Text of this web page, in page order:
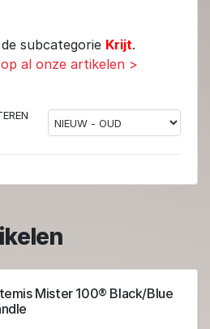
subcategorie Krijt.
al onze artikelen >
Mister 100® Black/Blue